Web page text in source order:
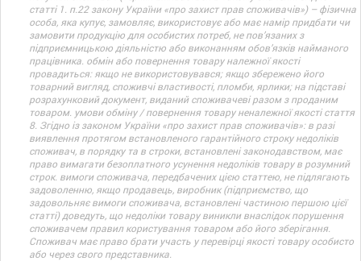
статті 1. п.22 закону України «про захист прав споживачів») – фізична
особа, яка купує, замовляє, використовує або має намір придбати чи
замовити продукцію для особистих потреб, не пов’язаних з
підприємницькою діяльністю або виконанням обов’язків найманого
працівника. обмін або повернення товару належної якості
провадиться: якщо не використовувався; якщо збережено його
товарний вигляд, споживчі властивості, пломби, ярлики; на підставі
розрахунковий документ, виданий споживачеві разом з проданим
товаром. умови обміну / повернення товару неналежної якості стаття
8. Згідно із законом України «про захист прав споживачів»: в разі
виявлення протягом встановленого гарантійного строку недоліків
споживач, в порядку та в строки, встановлені законодавством, має
право вимагати безоплатного усунення недоліків товару в розумний
строк. вимоги споживача, передбачених цією статтею, не підлягають
задоволенню, якщо продавець, виробник (підприємство, що
задовольняє вимоги споживача, встановлені частиною першою цієї
статті) доведуть, що недоліки товару виникли внаслідок порушення
споживачем правил користування товаром або його зберігання.
Споживач має право брати участь у перевірці якості товару особисто
або через свого представника.